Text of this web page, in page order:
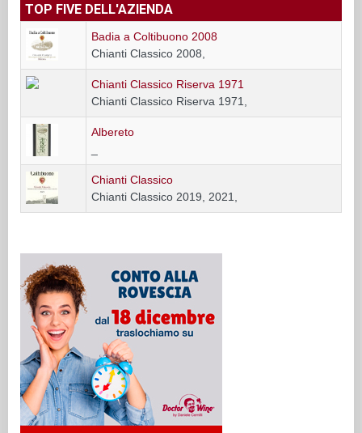
TOP FIVE DELL'AZIENDA
Badia a Coltibuono 2008
Chianti Classico 2008,
Chianti Classico Riserva 1971
Chianti Classico Riserva 1971,
Albereto
Chianti Classico
Chianti Classico 2019, 2021,